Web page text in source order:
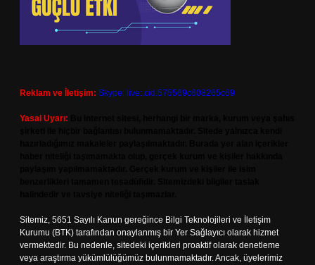
Reklam ve İletişim: Skype: live:.cid.575569c608265c69
Yasal Uyarı:
Sitemiz, 5651 Sayılı Kanun gereğince Bilgi Teknolojileri ve İletişim
Kurumu (BTK) tarafından onaylanmış bir Yer Sağlayıcı olarak hizmet
vermektedir. Bu nedenle, sitedeki içerikleri proaktif olarak denetleme
veya araştırma yükümlülüğümüz bulunmamaktadır. Ancak, üyelerimiz